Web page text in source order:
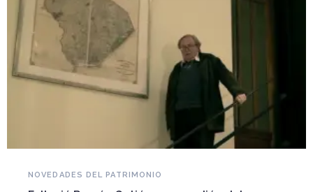
NOVEDADES DEL PATRIMONIO